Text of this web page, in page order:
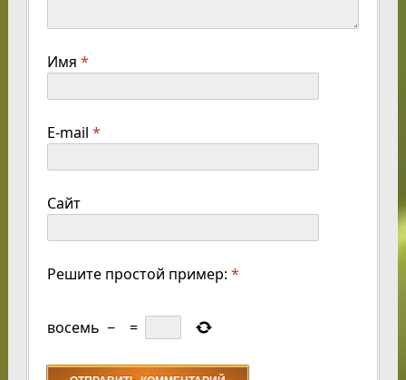
Имя *
E-mail *
Сайт
Решите простой пример: *
восемь − =